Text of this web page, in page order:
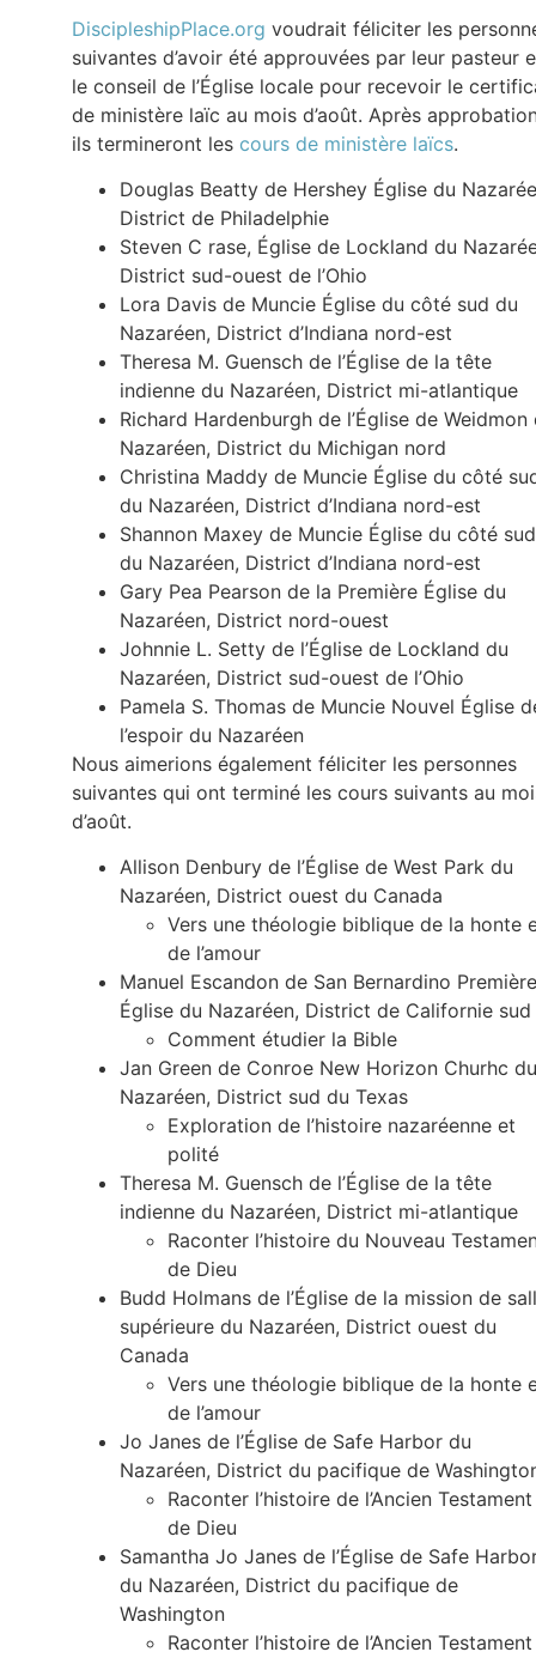
DiscipleshipPlace.org voudrait féliciter les
suivantes d’avoir été approuvées par leur pasteur
le conseil de l’Église locale pour recevoir le
de ministère laïc au mois d’août. Après
ils termineront les cours de ministère laïcs.
Douglas Beatty de Hershey Église du
District de Philadelphie
Steven C rase, Église de Lockland du
District sud-ouest de l’Ohio
Lora Davis de Muncie Église du côté sud du
Nazaréen, District d’Indiana nord-est
Theresa M. Guensch de l’Église de la tête
indienne du Nazaréen, District mi-atlantique
Richard Hardenburgh de l’Église de Weidmon
Nazaréen, District du Michigan nord
Christina Maddy de Muncie Église du côté
du Nazaréen, District d’Indiana nord-est
Shannon Maxey de Muncie Église du côté sud
du Nazaréen, District d’Indiana nord-est
Gary Pea Pearson de la Première Église du
Nazaréen, District nord-ouest
Johnnie L. Setty de l’Église de Lockland du
Nazaréen, District sud-ouest de l’Ohio
Pamela S. Thomas de Muncie Nouvel Église
l’espoir du Nazaréen
Nous aimerions également féliciter les personnes
suivantes qui ont terminé les cours suivants au
d’août.
Allison Denbury de l’Église de West Park du
Nazaréen, District ouest du Canada
Vers une théologie biblique de la honte
de l’amour
Manuel Escandon de San Bernardino Première
Église du Nazaréen, District de Californie sud
Comment étudier la Bible
Jan Green de Conroe New Horizon Churhc du
Nazaréen, District sud du Texas
Exploration de l’histoire nazaréenne et
polité
Theresa M. Guensch de l’Église de la tête
indienne du Nazaréen, District mi-atlantique
Raconter l’histoire du Nouveau
de Dieu
Budd Holmans de l’Église de la mission de
supérieure du Nazaréen, District ouest du
Canada
Vers une théologie biblique de la honte
de l’amour
Jo Janes de l’Église de Safe Harbor du
Nazaréen, District du pacifique de
Raconter l’histoire de l’Ancien Testament
de Dieu
Samantha Jo Janes de l’Église de Safe
du Nazaréen, District du pacifique de
Washington
Raconter l’histoire de l’Ancien Testament